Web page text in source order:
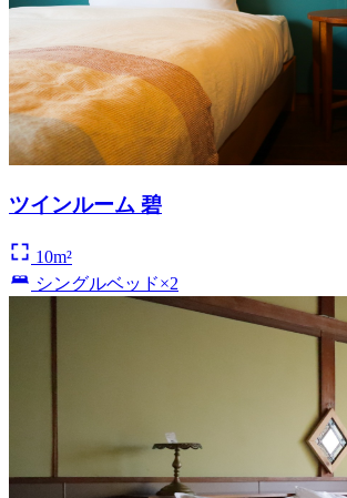
ツインルーム 碧
10m²
シングルベッド×2